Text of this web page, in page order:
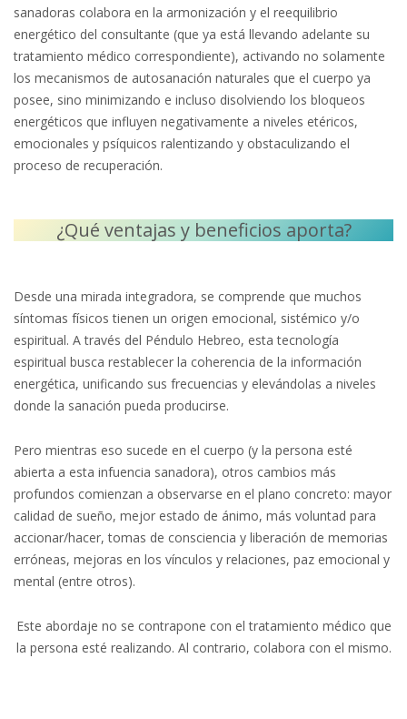
sanadoras colabora en la armonización y el reequilibrio
energético del consultante (que ya está llevando adelante su
tratamiento médico correspondiente), activando no solamente
los mecanismos de autosanación naturales que el cuerpo ya
posee, sino minimizando e incluso disolviendo los bloqueos
energéticos que influyen negativamente a niveles etéricos,
emocionales y psíquicos ralentizando y obstaculizando el
proceso de recuperación.
¿Qué ventajas y beneficios aporta?
Desde una mirada integradora, se comprende que muchos
síntomas físicos tienen un origen emocional, sistémico y/o
espiritual. A través del Péndulo Hebreo, esta tecnología
espiritual busca restablecer la coherencia de la información
energética, unificando sus frecuencias y elevándolas a niveles
donde la sanación pueda producirse.
Pero mientras eso sucede en el cuerpo (y la persona esté
abierta a esta infuencia sanadora), otros cambios más
profundos comienzan a observarse en el plano concreto: mayor
calidad de sueño, mejor estado de ánimo, más voluntad para
accionar/hacer, tomas de consciencia y liberación de memorias
erróneas, mejoras en los vínculos y relaciones, paz emocional y
mental (entre otros).
Este abordaje no se contrapone con el tratamiento médico que
la persona esté realizando. Al contrario, colabora con el mismo.